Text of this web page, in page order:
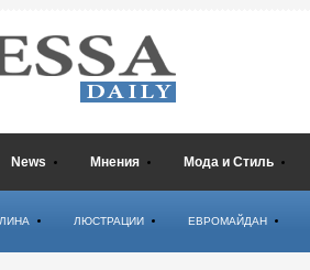
News Мнения Мода и Стиль
ЛЮСТРАЦИИ ЕВРОМАЙДАН